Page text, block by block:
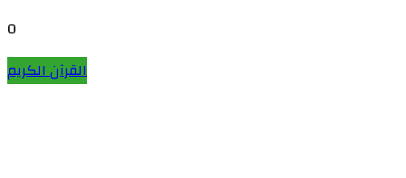
0
القرآن الكريم